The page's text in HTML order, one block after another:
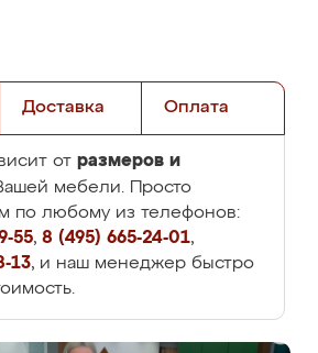
Доставка Оплата
от размеров и
мебели. Просто
по любому из телефонов:
55, 8 (495) 665-24-01,
13, и наш менеджер быстро